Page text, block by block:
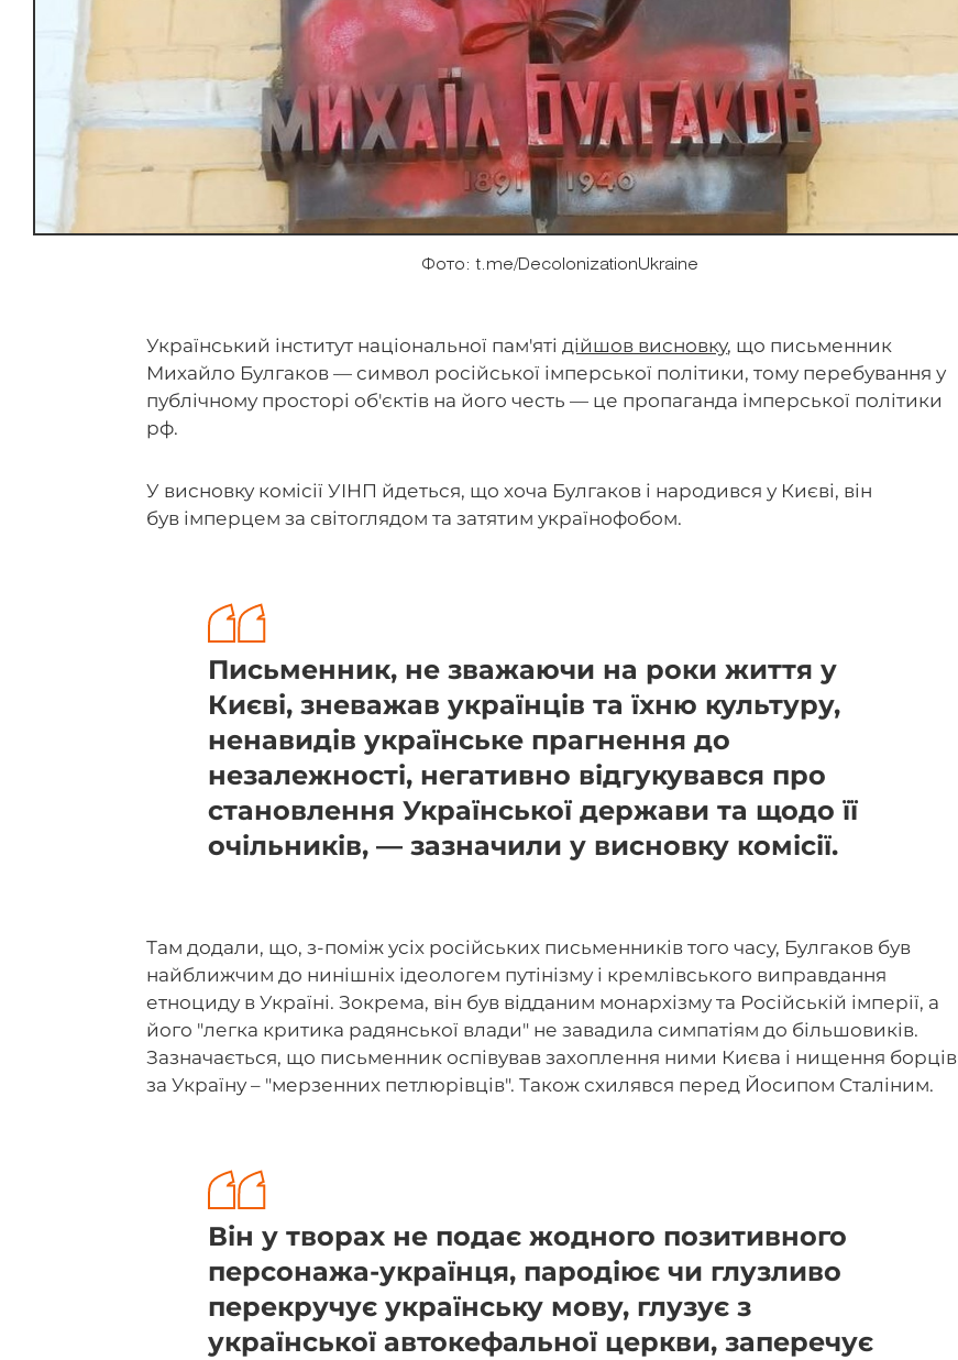
Фото: t.me/DecolonizationUkraine
Український інститут національної пам'ятідійшов висновку, що письменник
Михайло Булгаков — символ російської імперської політики, тому перебування у
публічному просторі об'єктів на його честь — це пропаганда імперської політики
рф.
У висновку комісії УІНП йдеться, що хоча Булгаков і народився у Києві, він
був імперцем за світоглядом та затятим українофобом.
Письменник, не зважаючи на роки життя у
Києві, зневажав українців та їхню культуру,
ненавидів українське прагнення до
незалежності, негативно відгукувався про
становлення Української держави та щодо її
очільників, — зазначили у висновку комісії.
Там додали, що, з-поміж усіх російських письменників того часу, Булгаков був
найближчим до нинішніх ідеологем путінізму і кремлівського виправдання
етноциду в Україні. Зокрема, він був відданим монархізму та Російській імперії, а
його "легка критика радянської влади" не завадила симпатіям до більшовиків.
Зазначається, що письменник оспівував захоплення ними Києва і нищення борців
за Україну – "мерзенних петлюрівців". Також схилявся перед Йосипом Сталіним.
Він у творах не подає жодного позитивного
персонажа-українця, пародіює чи глузливо
перекручує українську мову, глузує з
української автокефальної церкви, заперечує